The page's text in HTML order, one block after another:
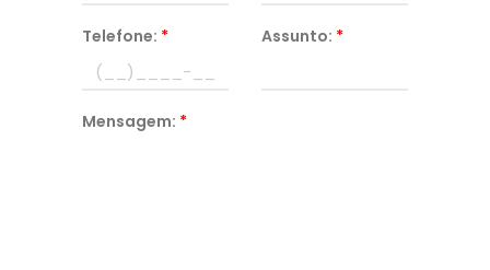
Telefone: * Assunto: *
Mensagem: *